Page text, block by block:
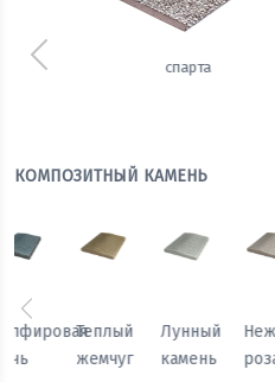
Предыдущий
КОМПОЗИТНЫЙ КАМЕНЬ
Осенний
Бостон
Каменный
цветок
Песчаный
камень
Предыдущий